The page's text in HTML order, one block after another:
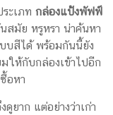
ระเภทกล่องแป้งพัฟฟ์
สมัย หรูหรา น่าค้นหา
บสีได้ พร้อมกันนี้ยัง
ให้กับกล่องเข้าไปอีก
อหา
ดูยาก แต่อย่างว่าเก่า